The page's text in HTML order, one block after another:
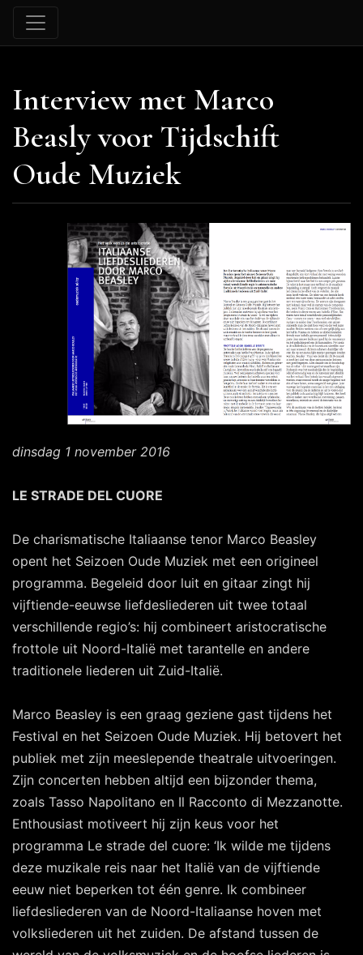
Interview met Marco
Beasly voor Tijdschift
Oude Muziek
dinsdag 1 november 2016
LE STRADE DEL CUORE
De charismatische Italiaanse tenor Marco Beasley
opent het Seizoen Oude Muziek met een origineel
programma. Begeleid door luit en gitaar zingt hij
vijftiende-eeuwse liefdesliederen uit twee totaal
verschillende regio’s: hij combineert aristocratische
frottole uit Noord-Italië met tarantelle en andere
traditionele liederen uit Zuid-Italië.
Marco Beasley is een graag geziene gast tijdens het
Festival en het Seizoen Oude Muziek. Hij betovert het
publiek met zijn meeslepende theatrale uitvoeringen.
Zijn concerten hebben altijd een bijzonder thema,
zoals Tasso Napolitano en Il Racconto di Mezzanotte.
Enthousiast motiveert hij zijn keus voor het
programma Le strade del cuore: ‘Ik wilde me tijdens
deze muzikale reis naar het Italië van de vijftiende
eeuw niet beperken tot één genre. Ik combineer
liefdesliederen van de Noord-Italiaanse hoven met
volksliederen uit het zuiden. De afstand tussen de